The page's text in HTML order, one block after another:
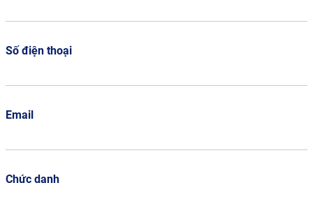
Số điện thoại
Email
Chức danh